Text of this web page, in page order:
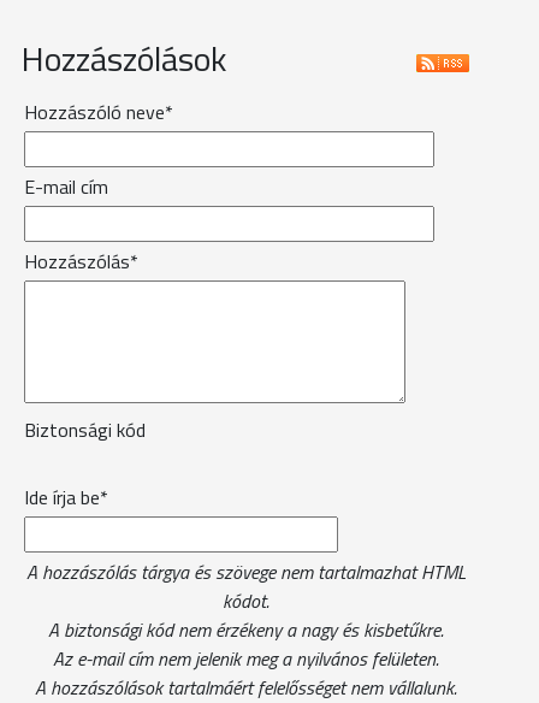
Hozzászólások
Hozzászóló neve*
E-mail cím
Hozzászólás*
Biztonsági kód
Ide írja be*
A hozzászólás tárgya és szövege nem tartalmazhat HTML
kódot.
A biztonsági kód nem érzékeny a nagy és kisbetűkre.
Az e-mail cím nem jelenik meg a nyilvános felületen.
A hozzászólások tartalmáért felelősséget nem vállalunk.